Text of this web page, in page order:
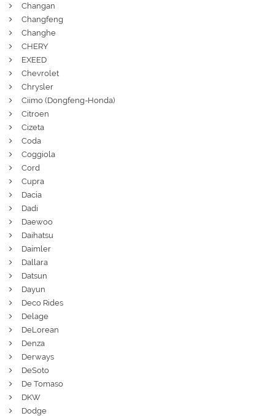
Changan
Changfeng
Changhe
CHERY
EXEED
Chevrolet
Chrysler
Ciimo (Dongfeng-Honda)
Citroen
Cizeta
Coda
Coggiola
Cord
Cupra
Dacia
Dadi
Daewoo
Daihatsu
Daimler
Dallara
Datsun
Dayun
Deco Rides
Delage
DeLorean
Denza
Derways
DeSoto
De Tomaso
DKW
Dodge